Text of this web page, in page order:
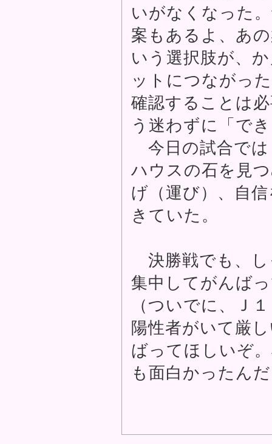
いがなくなった
案もあるよ、あ
いう選択肢が、
ットにつながっ
確認することは
う迷わずに「で
今日の試合では
ハウスの石を見
げ（運び）、自
きていた。
決勝戦でも、し
集中してがんば
（ついでに、Ｊ
陽性者がいて厳
ばってほしいぞ
も面白かったん